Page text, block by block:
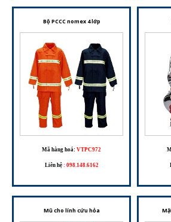
Bộ PCCC nomex 4 lớp
Mã hàng hoá: VTPC972
Liên hệ : 098.148.6162
Mũ cho lính cứu hỏa